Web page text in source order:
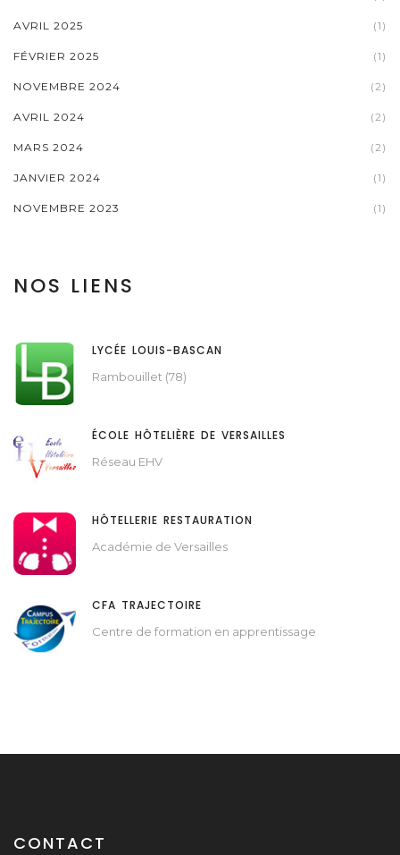
AVRIL 2025 (1)
FÉVRIER 2025 (1)
NOVEMBRE 2024 (2)
AVRIL 2024 (2)
MARS 2024 (2)
JANVIER 2024 (1)
NOVEMBRE 2023 (1)
NOS LIENS
LYCÉE LOUIS-BASCAN
Rambouillet (78)
ÉCOLE HÔTELIÈRE DE VERSAILLES
Réseau EHV
HÔTELLERIE RESTAURATION
Académie de Versailles
CFA TRAJECTOIRE
Centre de formation en apprentissage
CONTACT